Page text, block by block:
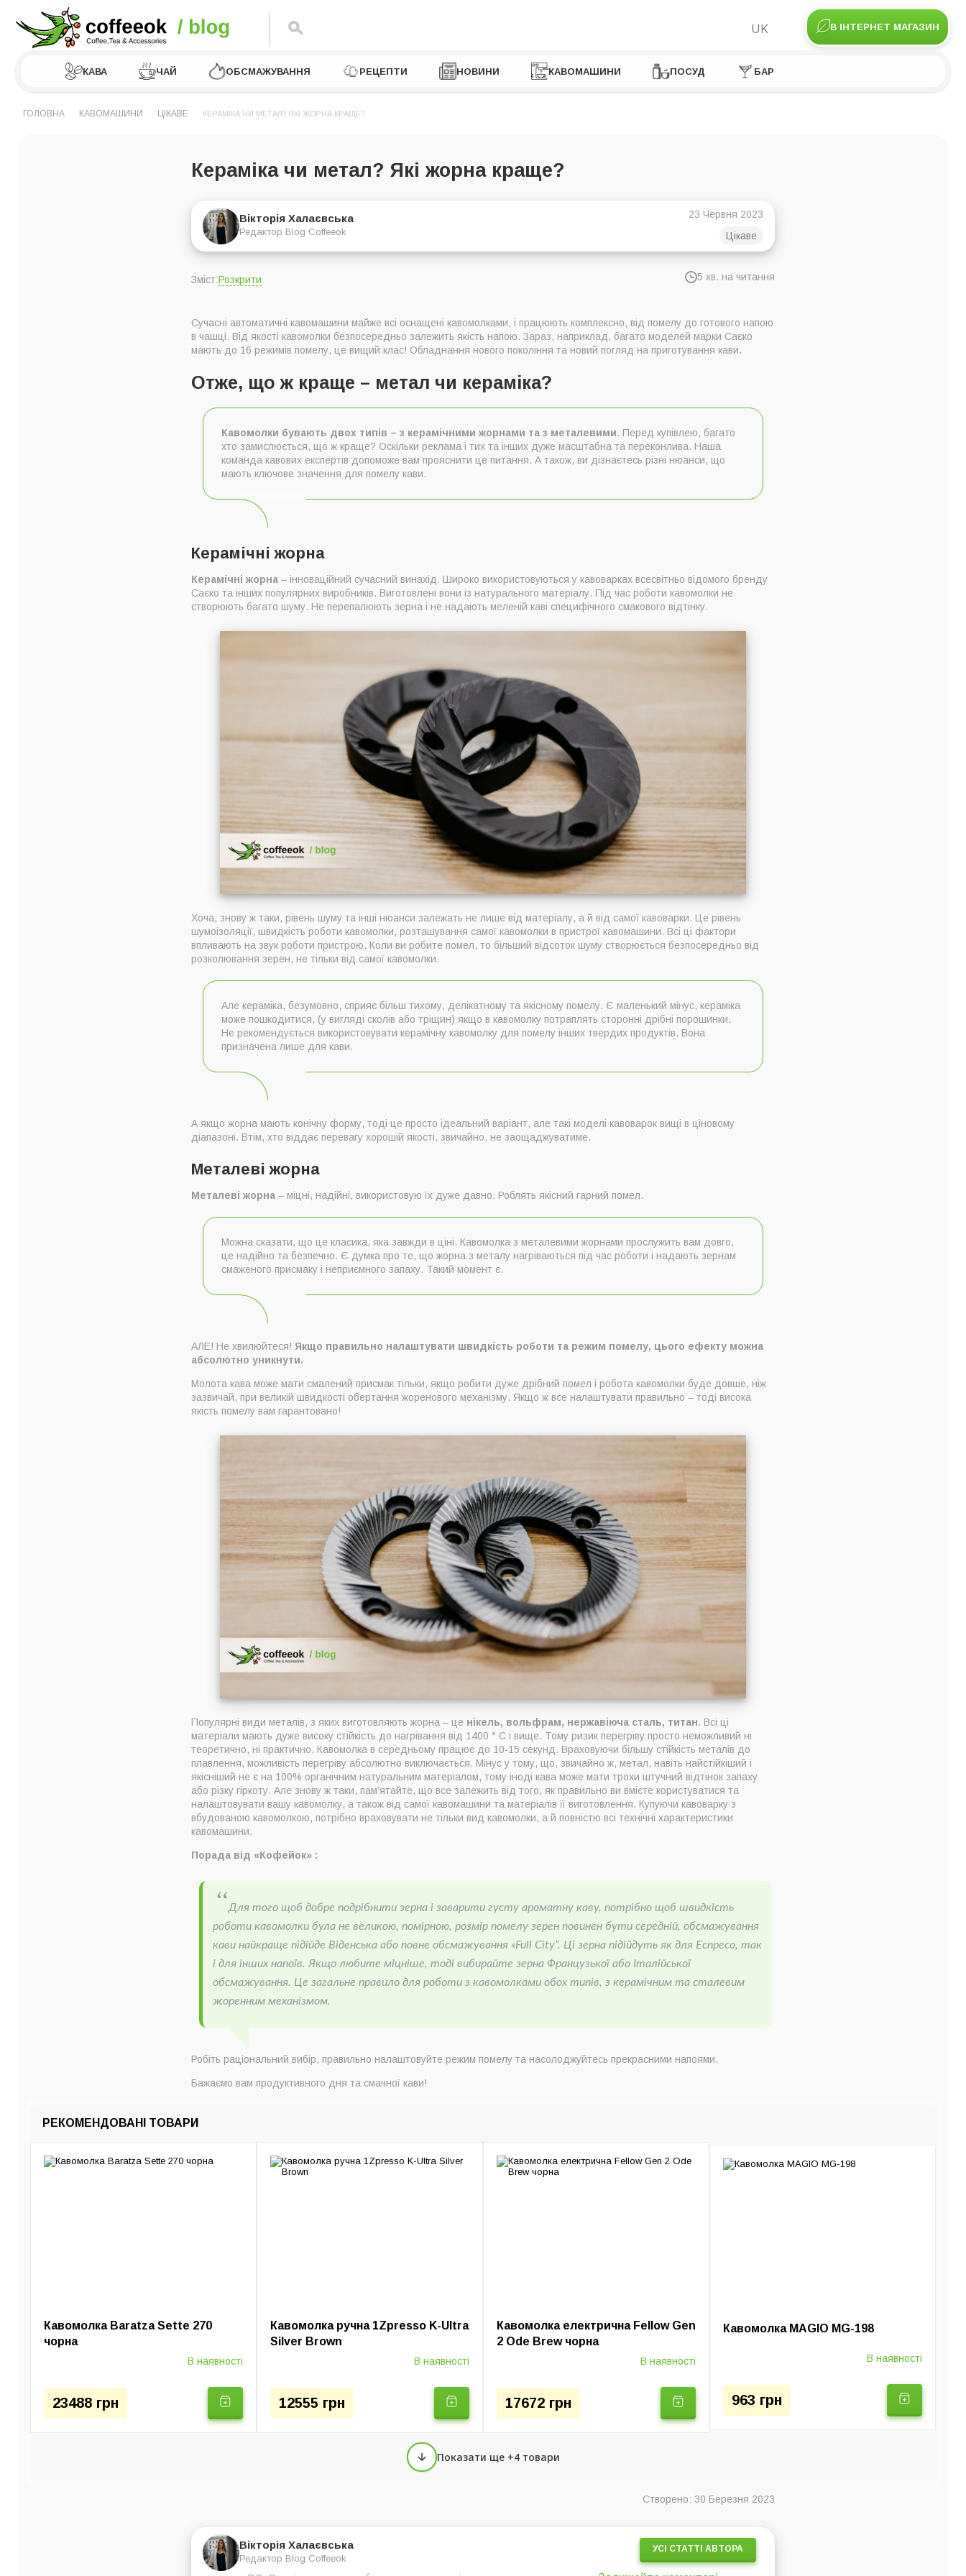
UK В ІНТЕРНЕТ МАГАЗИН
КАВА ЧАЙ ОБСМАЖУВАННЯ РЕЦЕПТИ НОВИНИ КАВОМАШИНИ ПОСУД БАР
ГОЛОВНА КАВОМАШИНИ ЦІКАВЕ КЕРАМІКА ЧИ МЕТАЛ? ЯКІ ЖОРНА КРАЩЕ?
Кераміка чи метал? Які жорна краще?
Вікторія Халаєвська
Редактор Blog Coffeeok
23 Червня 2023
Цікаве
Зміст:Розкрити 5 хв. на читання
Керамічні жорна
Металеві жорна
Сучасні автоматичні кавомашини майже всі оснащені кавомолками, і працюють комплексно, від помелу до готового напою
в чашці. Від якості кавомолки безпосередньо залежить якість напою. Зараз, наприклад, багато моделей марки Саєко
мають до 16 режимів помелу, це вищий клас! Обладнання нового покоління та новий погляд на приготування кави.
Отже, що ж краще – метал чи кераміка?
Кавомолки бувають двох типів – з керамічними жорнами та з металевими. Перед купівлею, багато
хто замислюється, що ж краще? Оскільки реклама і тих та інших дуже масштабна та переконлива. Наша
команда кавових експертів допоможе вам прояснити це питання. А також, ви дізнаєтесь різні нюанси, що
мають ключове значення для помелу кави.
Керамічні жорна
Керамічні жорна – інноваційний сучасний винахід. Широко використовуються у кавоварках всесвітньо відомого бренду
Саєко та інших популярних виробників. Виготовлені вони із натурального матеріалу. Під час роботи кавомолки не
створюють багато шуму. Не перепалюють зерна і не надають меленій каві специфічного смакового відтінку.
Хоча, знову ж таки, рівень шуму та інші нюанси залежать не лише від матеріалу, а й від самої кавоварки. Це рівень
шумоізоляції, швидкість роботи кавомолки, розташування самої кавомолки в пристрої кавомашини. Всі ці фактори
впливають на звук роботи пристрою. Коли ви робите помел, то більший відсоток шуму створюється безпосередньо від
розколювання зерен, не тільки від самої кавомолки.
Але кераміка, безумовно, сприяє більш тихому, делікатному та якісному помелу. Є маленький мінус, кераміка
може пошкодитися, (у вигляді сколів або тріщин) якщо в кавомолку потраплять сторонні дрібні порошинки.
Не рекомендується використовувати керамічну кавомолку для помелу інших твердих продуктів. Вона
призначена лише для кави.
А якщо жорна мають конічну форму, тоді це просто ідеальний варіант, але такі моделі кавоварок вищі в ціновому
діапазоні. Втім, хто віддає перевагу хорошій якості, звичайно, не заощаджуватиме.
Металеві жорна
Металеві жорна – міцні, надійні, використовую їх дуже давно. Роблять якісний гарний помел.
Можна сказати, що це класика, яка завжди в ціні. Кавомолка з металевими жорнами прослужить вам довго,
це надійно та безпечно. Є думка про те, що жорна з металу нагріваються під час роботи і надають зернам
смаженого присмаку і неприємного запаху. Такий момент є.
АЛЕ! Не хвилюйтеся! Якщо правильно налаштувати швидкість роботи та режим помелу, цього ефекту можна
абсолютно уникнути.
Молота кава може мати смалений присмак тільки, якщо робити дуже дрібний помел і робота кавомолки буде довше, ніж
зазвичай, при великій швидкості обертання жоренового механізму. Якщо ж все налаштувати правильно – тоді висока
якість помелу вам гарантовано!
Популярні види металів, з яких виготовляють жорна – це нікель, вольфрам, нержавіюча сталь, титан. Всі ці
матеріали мають дуже високу стійкість до нагрівання від 1400 ° C і вище. Тому ризик перегріву просто неможливий ні
теоретично, ні практично. Кавомолка в середньому працює до 10-15 секунд. Враховуючи більшу стійкість металів до
плавлення, можливість перегріву абсолютно виключається. Мінус у тому, що, звичайно ж, метал, навіть найстійкіший і
якісніший не є на 100% органічним натуральним матеріалом, тому іноді кава може мати трохи штучний відтінок запаху
або різку гіркоту. Але знову ж таки, пам’ятайте, що все залежить від того, як правильно ви вмієте користуватися та
налаштовувати вашу кавомолку, а також від самої кавомашини та матеріалів її виготовлення. Купуючи кавоварку з
вбудованою кавомолкою, потрібно враховувати не тільки вид кавомолки, а й повністю всі технічні характеристики
кавомашини.
Порада від «Кофейок» :
Для того щоб добре подрібнити зерна і заварити густу ароматну каву, потрібно щоб швидкість
роботи кавомолки була не великою, помірною, розмір помелу зерен повинен бути середній, обсмажування
кави найкраще підійде Віденська або повне обсмажування «Full City”. Ці зерна підійдуть як для Еспресо, так
і для інших напоїв. Якщо любите міцніше, тоді вибирайте зерна Французької або Італійської
обсмажування. Це загальне правило для роботи з кавомолками обох типів, з керамічним та сталевим
жоренним механізмом.
Робіть раціональний вибір, правильно налаштовуйте режим помелу та насолоджуйтесь прекрасними напоями.
Бажаємо вам продуктивного дня та смачної кави!
РЕКОМЕНДОВАНІ ТОВАРИ
Кавомолка Baratza Sette 270
чорна
В наявності
23488 грн
Кавомолка ручна 1Zpresso K-Ultra
Silver Brown
В наявності
12555 грн
Кавомолка електрична Fellow Gen
2 Ode Brew чорна
В наявності
17672 грн
Кавомолка MAGIO МG-198
В наявності
963 грн
Показати ще +4 товари
Створено: 30 Березня 2023
Вікторія Халаєвська
Редактор Blog Coffeeok
УСІ СТАТТІ АВТОРА